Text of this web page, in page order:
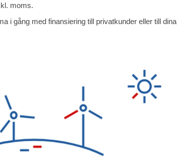
moms.
i gång med finansiering till privatkunder eller till dina